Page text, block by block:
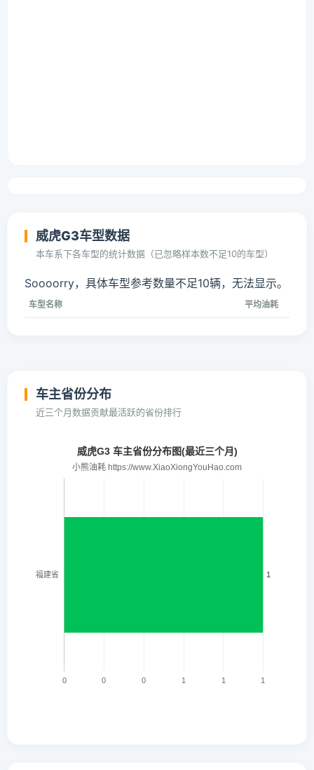
威虎G3车型数据
本车系下各车型的统计数据（已忽略样本数不足10的车型）
Soooorry，具体车型参考数量不足10辆，无法显示。
车型名称 平均油耗
车主省份分布
近三个月数据贡献最活跃的省份排行